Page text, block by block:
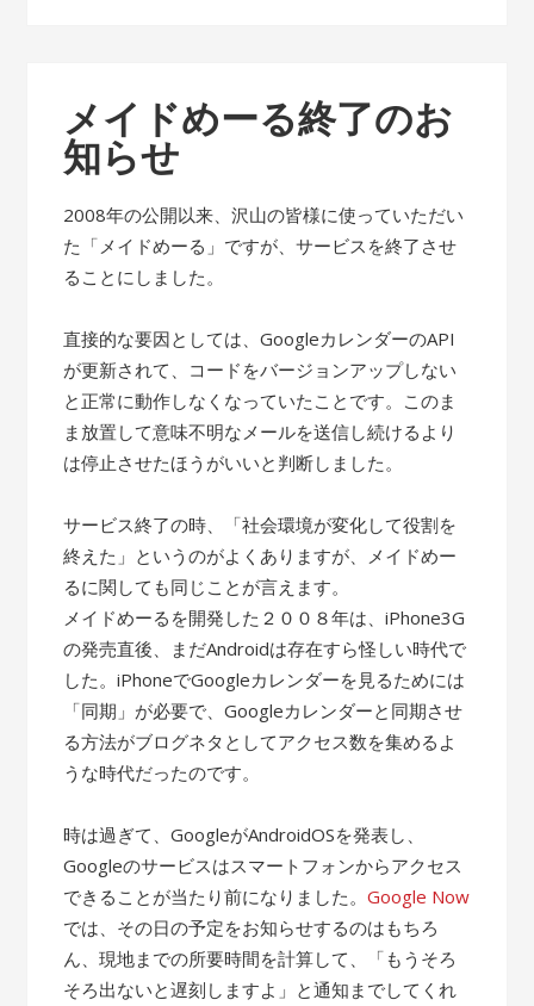
メイドめーる終了のお
知らせ
2008年の公開以来、沢山の皆様に使っていただい
た「メイドめーる」ですが、サービスを終了させ
ることにしました。
直接的な要因としては、GoogleカレンダーのAPI
が更新されて、コードをバージョンアップしない
と正常に動作しなくなっていたことです。このま
ま放置して意味不明なメールを送信し続けるより
は停止させたほうがいいと判断しました。
サービス終了の時、「社会環境が変化して役割を
終えた」というのがよくありますが、メイドめー
るに関しても同じことが言えます。
メイドめーるを開発した２００８年は、iPhone3G
の発売直後、まだAndroidは存在すら怪しい時代で
した。iPhoneでGoogleカレンダーを見るためには
「同期」が必要で、Googleカレンダーと同期させ
る方法がブログネタとしてアクセス数を集めるよ
うな時代だったのです。
時は過ぎて、GoogleがAndroidOSを発表し、
Googleのサービスはスマートフォンからアクセス
できることが当たり前になりました。Google Now
では、その日の予定をお知らせするのはもちろ
ん、現地までの所要時間を計算して、「もうそろ
そろ出ないと遅刻しますよ」と通知までしてくれ